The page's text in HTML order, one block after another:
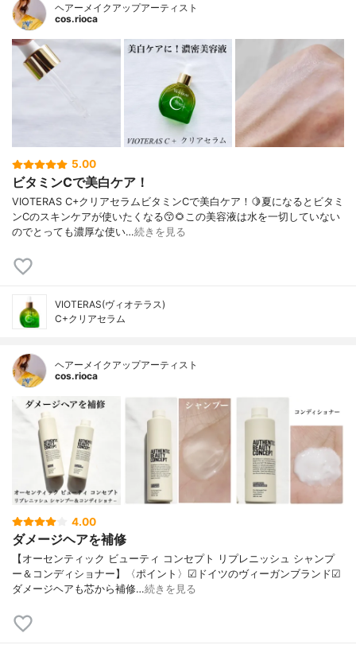
ヘアーメイクアップアーティスト
cos.rioca
5.00
ビタミンCで美白ケア！
VIOTERAS C+クリアセラムビタミンCで美白ケア！🍋夏になるとビタミ
ンCのスキンケアが使いたくなる😙🌻この美容液は水を一切していない
のでとっても濃厚な使い…続きを見る
VIOTERAS(ヴィオテラス)
C+クリアセラム
ヘアーメイクアップアーティスト
cos.rioca
4.00
ダメージヘアを補修
【オーセンティック ビューティ コンセプト リプレニッシュ シャンプ
ー＆コンディショナー】〈ポイント〉☑︎ドイツのヴィーガンブランド☑︎
ダメージヘアも芯から補修…続きを見る